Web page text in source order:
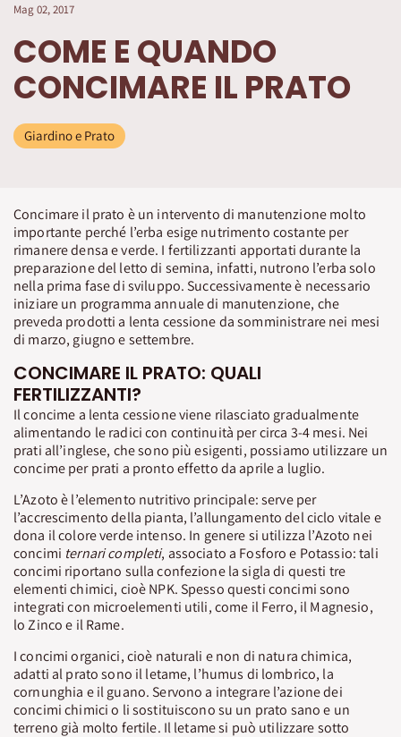
Mag 02, 2017
COME E QUANDO
CONCIMARE IL PRATO
Giardino e Prato
Concimare il prato è un intervento di manutenzione molto
importante perché l’erba esige nutrimento costante per
rimanere densa e verde. I fertilizzanti apportati durante la
preparazione del letto di semina, infatti, nutrono l’erba solo
nella prima fase di sviluppo. Successivamente è necessario
iniziare un programma annuale di manutenzione, che
preveda prodotti a lenta cessione da somministrare nei mesi
di marzo, giugno e settembre.
CONCIMARE IL PRATO: QUALI
FERTILIZZANTI?
Il concime a lenta cessione viene rilasciato gradualmente
alimentando le radici con continuità per circa 3-4 mesi. Nei
prati all’inglese, che sono più esigenti, possiamo utilizzare un
concime per prati a pronto effetto da aprile a luglio.
L’Azoto è l’elemento nutritivo principale: serve per
l’accrescimento della pianta, l’allungamento del ciclo vitale e
dona il colore verde intenso. In genere si utilizza l’Azoto nei
concimi ternari completi, associato a Fosforo e Potassio: tali
concimi riportano sulla confezione la sigla di questi tre
elementi chimici, cioè NPK. Spesso questi concimi sono
integrati con microelementi utili, come il Ferro, il Magnesio,
lo Zinco e il Rame.
I concimi organici, cioè naturali e non di natura chimica,
adatti al prato sono il letame, l’humus di lombrico, la
cornunghia e il guano. Servono a integrare l’azione dei
concimi chimici o li sostituiscono su un prato sano e un
terreno già molto fertile. Il letame si può utilizzare sotto